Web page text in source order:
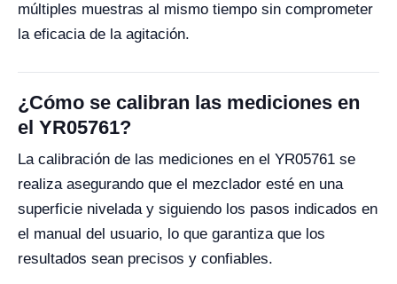
múltiples muestras al mismo tiempo sin comprometer
la eficacia de la agitación.
¿Cómo se calibran las mediciones en
el YR05761?
La calibración de las mediciones en el YR05761 se
realiza asegurando que el mezclador esté en una
superficie nivelada y siguiendo los pasos indicados en
el manual del usuario, lo que garantiza que los
resultados sean precisos y confiables.